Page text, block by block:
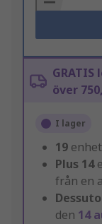
över
I lager
19
Plus 14
från en
den 14